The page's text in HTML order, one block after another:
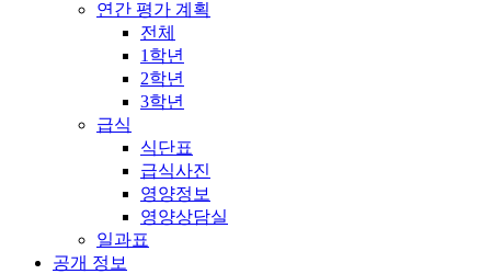
연간 평가 계획
전체
1학년
2학년
3학년
급식
식단표
급식사진
영양정보
영양상담실
일과표
공개 정보